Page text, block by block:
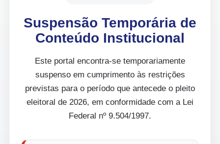
Suspensão Temporária de
Conteúdo Institucional
Este portal encontra-se temporariamente
suspenso em cumprimento às restrições
previstas para o período que antecede o pleito
eleitoral de 2026, em conformidade com a Lei
Federal nº 9.504/1997.